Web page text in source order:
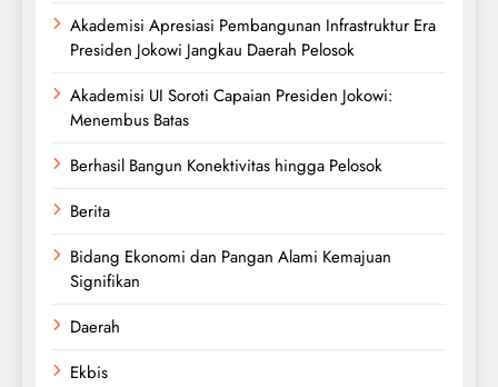
Akademisi Apresiasi Pembangunan Infrastruktur Era
Presiden Jokowi Jangkau Daerah Pelosok
Akademisi UI Soroti Capaian Presiden Jokowi:
Menembus Batas
Berhasil Bangun Konektivitas hingga Pelosok
Berita
Bidang Ekonomi dan Pangan Alami Kemajuan
Signifikan
Daerah
Ekbis